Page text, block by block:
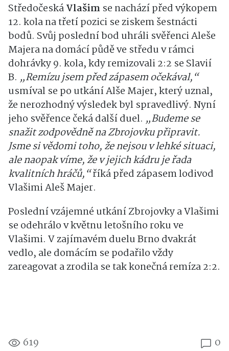
StředočeskáVlašim se nachází před výkopem
12. kola na třetí pozici se ziskem šestnácti
bodů. Svůj poslední bod uhráli svěřenci Aleše
Majera na domácí půdě ve středu v rámci
dohrávky 9. kola, kdy remizovali 2:2 se Slavií
B. „Remízu jsem před zápasem očekával,“
usmíval se po utkání Alše Majer, který uznal,
že nerozhodný výsledek byl spravedlivý. Nyní
jeho svěřence čeká další duel. „Budeme se
snažit zodpovědně na Zbrojovku připravit.
Jsme si vědomi toho, že nejsou v lehké situaci,
ale naopak víme, že v jejich kádru je řada
kvalitních hráčů,“říká před zápasem lodivod
Vlašimi Aleš Majer.
Poslední vzájemné utkání Zbrojovky a Vlašimi
se odehrálo v květnu letošního roku ve
Vlašimi. V zajímavém duelu Brno dvakrát
vedlo, ale domácím se podařilo vždy
zareagovat a zrodila se tak konečná remíza 2:2.
619 0